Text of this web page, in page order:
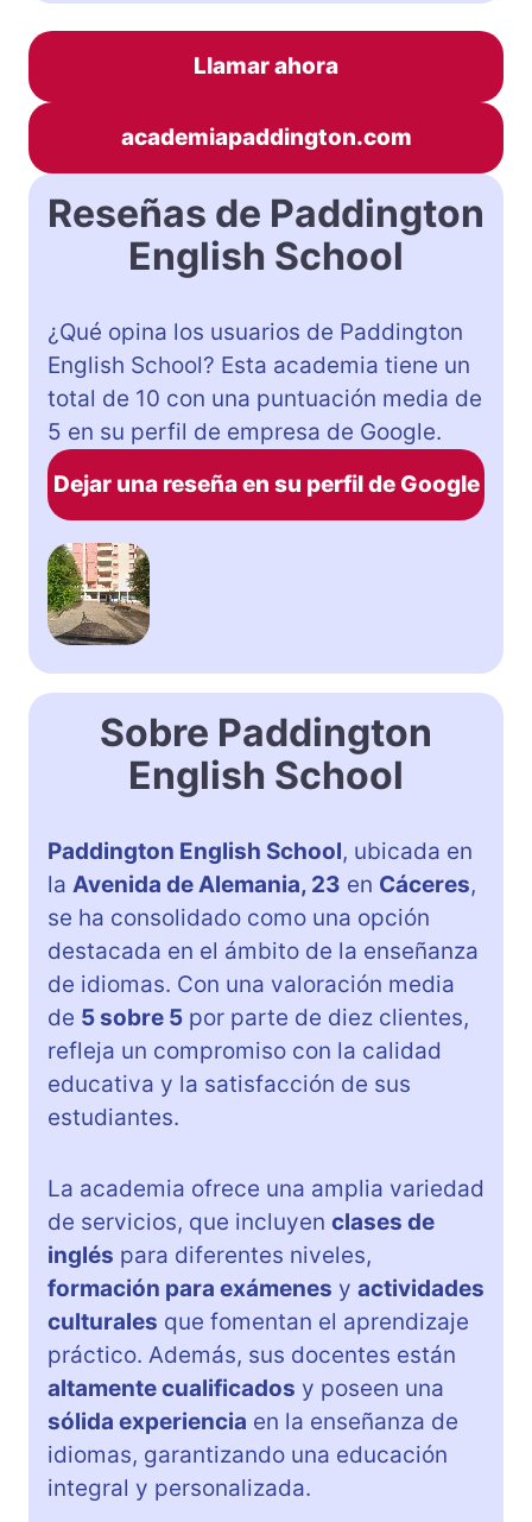
Llamar ahora
academiapaddington.com
Reseñas de Paddington
English School
¿Qué opina los usuarios de Paddington
English School? Esta academia tiene un
total de 10 con una puntuación media de
5 en su perfil de empresa de Google.
Dejar una reseña en su perfil de Google
Sobre Paddington
English School
Paddington English School, ubicada en
la Avenida de Alemania, 23 en Cáceres,
se ha consolidado como una opción
destacada en el ámbito de la enseñanza
de idiomas. Con una valoración media
de 5 sobre 5 por parte de diez clientes,
refleja un compromiso con la calidad
educativa y la satisfacción de sus
estudiantes.
La academia ofrece una amplia variedad
de servicios, que incluyen clases de
inglés para diferentes niveles,
formación para exámenes y actividades
culturales que fomentan el aprendizaje
práctico. Además, sus docentes están
altamente cualificados y poseen una
sólida experiencia en la enseñanza de
idiomas, garantizando una educación
integral y personalizada.